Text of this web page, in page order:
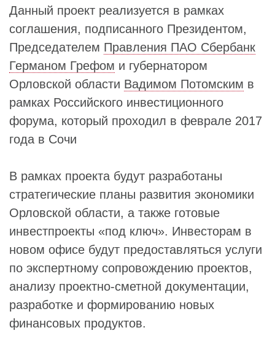
Данный проект реализуется в рамках
соглашения, подписанного Президентом,
Председателем Правления ПАО Сбербанк
Германом Грефом и губернатором
Орловской области Вадимом Потомским в
рамках Российского инвестиционного
форума, который проходил в феврале 2017
года в Сочи
В рамках проекта будут разработаны
стратегические планы развития экономики
Орловской области, а также готовые
инвестпроекты «под ключ». Инвесторам в
новом офисе будут предоставляться услуги
по экспертному сопровождению проектов,
анализу проектно-сметной документации,
разработке и формированию новых
финансовых продуктов.